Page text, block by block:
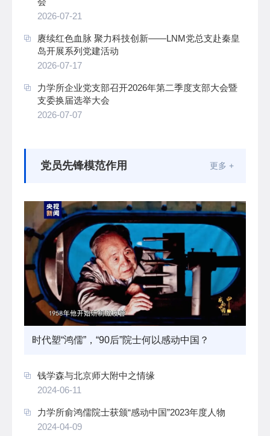
2026-07-21
赓续红色血脉 聚力科技创新——LNM党总支赴秦皇
岛开展系列党建活动
2026-07-17
力学所企业党支部召开2026年第二季度支部大会暨
支委换届选举大会
2026-07-07
党员先锋模范作用 更多 +
时代塑“鸿儒”，“90后”院士何以感动中国？
钱学森与北京师大附中之情缘
2024-06-11
力学所俞鸿儒院士获颁“感动中国”2023年度人物
2024-04-09